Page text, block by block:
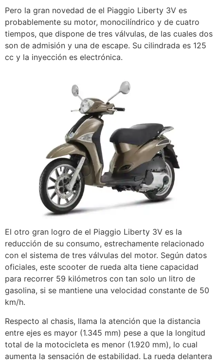
Pero la gran novedad de el Piaggio Liberty 3V es
probablemente su motor, monocilíndrico y de cuatro
tiempos, que dispone de tres válvulas, de las cuales dos
son de admisión y una de escape. Su cilindrada es 125
cc y la inyección es electrónica.
El otro gran logro de el Piaggio Liberty 3V es la
reducción de su consumo, estrechamente relacionado
con el sistema de tres válvulas del motor. Según datos
oficiales, este scooter de rueda alta tiene capacidad
para recorrer 59 kilómetros con tan solo un litro de
gasolina, si se mantiene una velocidad constante de 50
km/h.
Respecto al chasis, llama la atención que la distancia
entre ejes es mayor (1.345 mm) pese a que la longitud
total de la motocicleta es menor (1.920 mm), lo cual
aumenta la sensación de estabilidad. La rueda delantera